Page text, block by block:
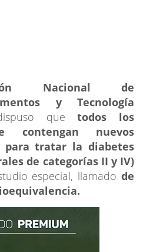
Nacional de
y Tecnología
quetodos los
contengan nuevos
para tratar la diabetes
de categorías II y IV)
especial, llamado de